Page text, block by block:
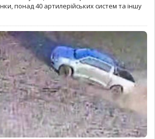
понад 40 артилерійських систем та іншу